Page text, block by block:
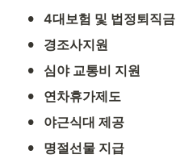
• 4대보험 및 법정퇴직금
• 경조사지원
• 심야 교통비 지원
• 연차휴가제도
• 야근식대 제공
• 명절선물 지급